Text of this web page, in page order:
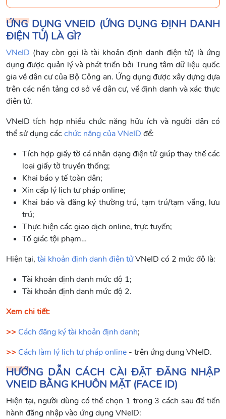
ỨNG DỤNG VNEID (ỨNG DỤNG ĐỊNH DANH
ĐIỆN TỬ) LÀ GÌ?
VNeID (hay còn gọi là tài khoản định danh điện tử) là ứng
dụng được quản lý và phát triển bởi Trung tâm dữ liệu quốc
gia về dân cư của Bộ Công an. Ứng dụng được xây dựng dựa
trên các nền tảng cơ sở về dân cư, về định danh và xác thực
điện tử.
VNeID tích hợp nhiều chức năng hữu ích và người dân có
thể sử dụng cácchức năng của VNeID để:
Tích hợp giấy tờ cá nhân dạng điện tử giúp thay thế các
loại giấy tờ truyền thống;
Khai báo y tế toàn dân;
Xin cấp lý lịch tư pháp online;
Khai báo và đăng ký thường trú, tạm trú/tạm vắng, lưu
trú;
Thực hiện các giao dịch online, trực tuyến;
Tố giác tội phạm…
Hiện tại, tài khoản định danh điện tửVNeID có 2 mức độ là:
Tài khoản định danh mức độ 1;
Tài khoản định danh mức độ 2.
Xem chi tiết:
>> Cách đăng ký tài khoản định danh;
>> Cách làm lý lịch tư pháp online - trên ứng dụng VNeID.
HƯỚNG DẪN CÁCH CÀI ĐẶT ĐĂNG NHẬP
VNEID BẰNG KHUÔN MẶT (FACE ID)
Hiện tại, người dùng có thể chọn 1 trong 3 cách sau để tiến
hành đăng nhập vào ứng dụng VNeID: